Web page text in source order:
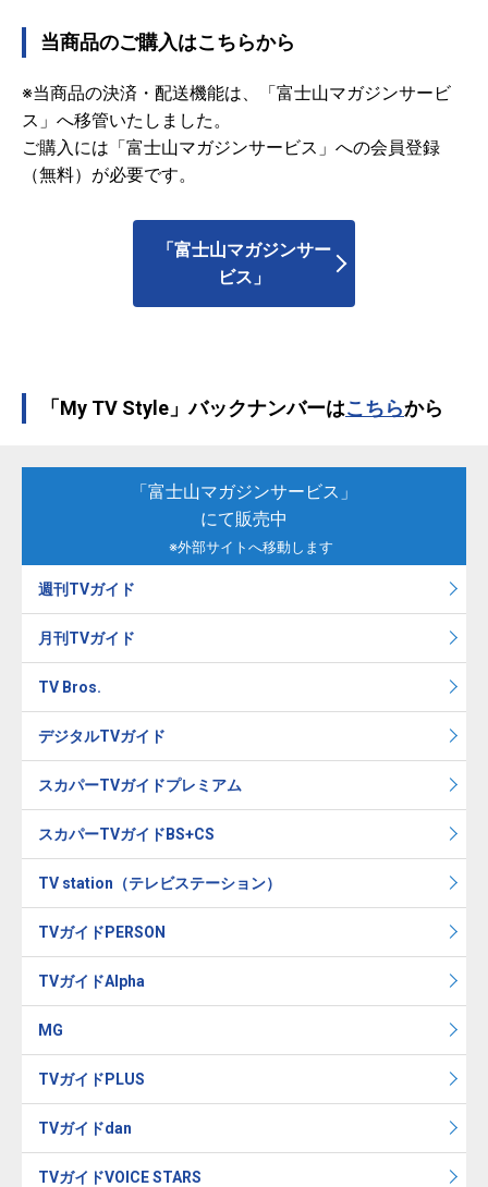
当商品のご購入はこちらから
※当商品の決済・配送機能は、「富士山マガジンサービ
ス」へ移管いたしました。
ご購入には「富士山マガジンサービス」への会員登録
（無料）が必要です。
「富士山マガジンサー
ビス」
「My TV Style」バックナンバーはこちらから
「富士山マガジンサービス」
にて販売中
※外部サイトへ移動します
週刊TVガイド
月刊TVガイド
TV Bros.
デジタルTVガイド
スカパーTVガイドプレミアム
スカパーTVガイドBS+CS
TV station（テレビステーション）
TVガイドPERSON
TVガイドAlpha
MG
TVガイドPLUS
TVガイドdan
TVガイドVOICE STARS